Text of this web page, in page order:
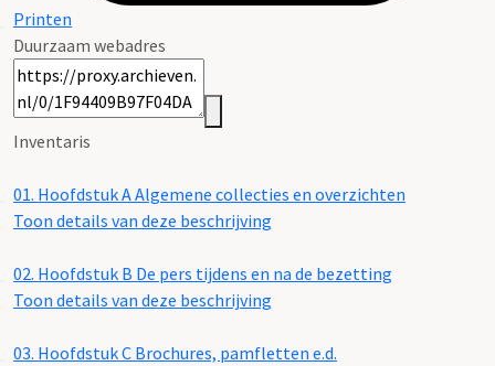
Printen
Duurzaam webadres
Inventaris
01. Hoofdstuk A Algemene collecties en overzichten
Toon details van deze beschrijving
02. Hoofdstuk B De pers tijdens en na de bezetting
Toon details van deze beschrijving
03. Hoofdstuk C Brochures, pamfletten e.d.